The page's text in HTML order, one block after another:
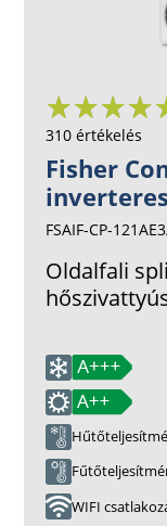
310 értékelés
Fisher
FSAIF-CP-
Oldalfali
WIFI